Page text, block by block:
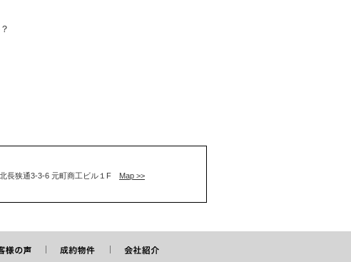
長狭通3-3-6 元町商工ビル１F Map >>